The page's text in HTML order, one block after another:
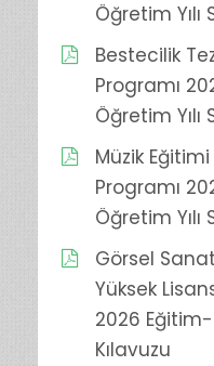
Öğretim Yılı
Bestecilik
Programı
Öğretim Yılı
Müzik
Programı
Öğretim Yılı
Görsel
Yüksek
2026 Eğitim-
Kılavuzu